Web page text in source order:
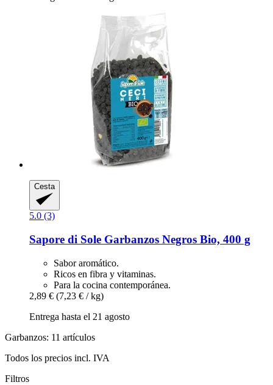
Cesta
5.0 (3)
Sapore di Sole Garbanzos Negros Bio, 400 g
Sabor aromático.
Ricos en fibra y vitaminas.
Para la cocina contemporánea.
2,89 € (7,23 € / kg)
Entrega hasta el 21 agosto
Garbanzos: 11 artículos
Todos los precios incl. IVA
Filtros